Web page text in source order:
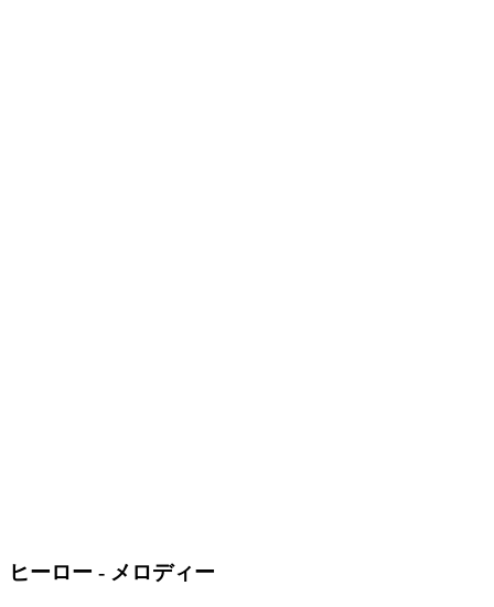
ヒーロー - メロディー